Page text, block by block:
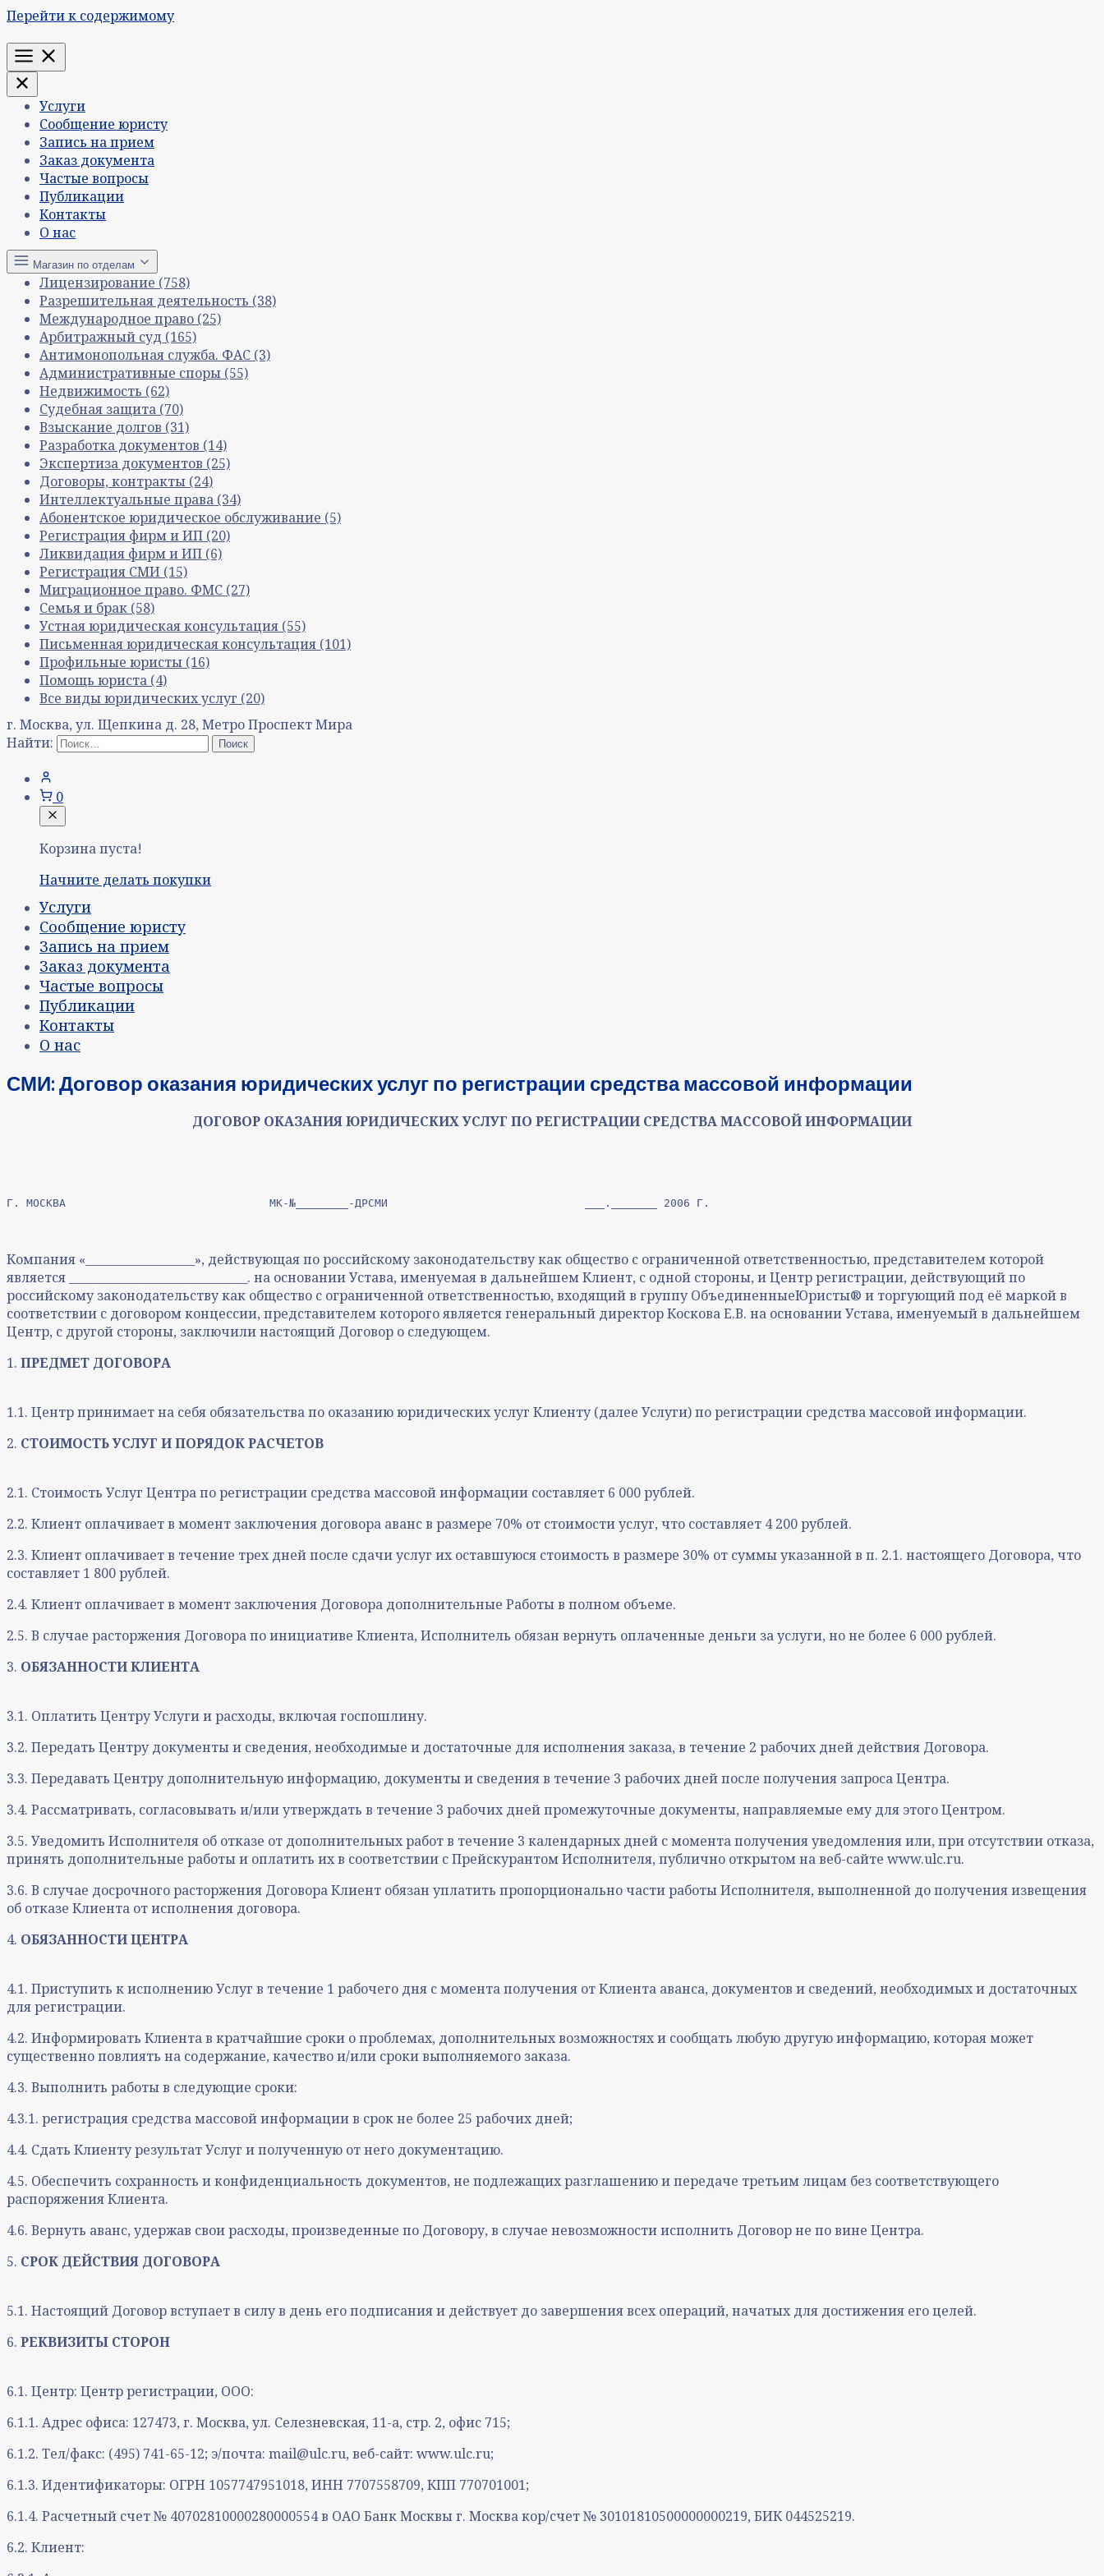
Перейти к содержимому
Меню
Услуги
Сообщение юристу
Запись на прием
Заказ документа
Частые вопросы
Публикации
Контакты
О нас
Магазин по отделам
Лицензирование (758)
Разрешительная деятельность (38)
Международное право (25)
Арбитражный суд (165)
Антимонопольная служба. ФАС (3)
Административные споры (55)
Недвижимость (62)
Судебная защита (70)
Взыскание долгов (31)
Разработка документов (14)
Экспертиза документов (25)
Договоры, контракты (24)
Интеллектуальные права (34)
Абонентское юридическое обслуживание (5)
Регистрация фирм и ИП (20)
Ликвидация фирм и ИП (6)
Регистрация СМИ (15)
Миграционное право. ФМС (27)
Семья и брак (58)
Устная юридическая консультация (55)
Письменная юридическая консультация (101)
Профильные юристы (16)
Помощь юриста (4)
Все виды юридических услуг (20)
г. Москва, ул. Щепкина д. 28, Метро Проспект Мира
Найти:
0
Корзина пуста!
Начните делать покупки
Услуги
Сообщение юристу
Запись на прием
Заказ документа
Частые вопросы
Публикации
Контакты
О нас
СМИ: Договор оказания юридических услуг по регистрации средства массовой информации
ДОГОВОР ОКАЗАНИЯ ЮРИДИЧЕСКИХ УСЛУГ ПО РЕГИСТРАЦИИ СРЕДСТВА МАССОВОЙ ИНФОРМАЦИИ
Г. МОСКВА	      			МК-№________-ДРСМИ				___._______ 2006 Г.
Компания «___________________», действующая по российскому законодательству как общество с ограниченной ответственностью, представителем которой
является _______________________________. на основании Устава, именуемая в дальнейшем Клиент, с одной стороны, и Центр регистрации, действующий по
российскому законодательству как общество с ограниченной ответственностью, входящий в группу ОбъединенныеЮристы® и торгующий под её маркой в
соответствии с договором концессии, представителем которого является генеральный директор Коскова Е.В. на основании Устава, именуемый в дальнейшем
Центр, с другой стороны, заключили настоящий Договор о следующем.
1. ПРЕДМЕТ ДОГОВОРА
1.1. Центр принимает на себя обязательства по оказанию юридических услуг Клиенту (далее Услуги) по регистрации средства массовой информации.
2. СТОИМОСТЬ УСЛУГ И ПОРЯДОК РАСЧЕТОВ
2.1. Стоимость Услуг Центра по регистрации средства массовой информации составляет 6 000 рублей.
2.2. Клиент оплачивает в момент заключения договора аванс в размере 70% от стоимости услуг, что составляет 4 200 рублей.
2.3. Клиент оплачивает в течение трех дней после сдачи услуг их оставшуюся стоимость в размере 30% от суммы указанной в п. 2.1. настоящего Договора, что
составляет 1 800 рублей.
2.4. Клиент оплачивает в момент заключения Договора дополнительные Работы в полном объеме.
2.5. В случае расторжения Договора по инициативе Клиента, Исполнитель обязан вернуть оплаченные деньги за услуги, но не более 6 000 рублей.
3. ОБЯЗАННОСТИ КЛИЕНТА
3.1. Оплатить Центру Услуги и расходы, включая госпошлину.
3.2. Передать Центру документы и сведения, необходимые и достаточные для исполнения заказа, в течение 2 рабочих дней действия Договора.
3.3. Передавать Центру дополнительную информацию, документы и сведения в течение 3 рабочих дней после получения запроса Центра.
3.4. Рассматривать, согласовывать и/или утверждать в течение 3 рабочих дней промежуточные документы, направляемые ему для этого Центром.
3.5. Уведомить Исполнителя об отказе от дополнительных работ в течение 3 календарных дней с момента получения уведомления или, при отсутствии отказа,
принять дополнительные работы и оплатить их в соответствии с Прейскурантом Исполнителя, публично открытом на веб-сайте www.ulc.ru.
3.6. В случае досрочного расторжения Договора Клиент обязан уплатить пропорционально части работы Исполнителя, выполненной до получения извещения
об отказе Клиента от исполнения договора.
4. ОБЯЗАННОСТИ ЦЕНТРА
4.1. Приступить к исполнению Услуг в течение 1 рабочего дня с момента получения от Клиента аванса, документов и сведений, необходимых и достаточных
для регистрации.
4.2. Информировать Клиента в кратчайшие сроки о проблемах, дополнительных возможностях и сообщать любую другую информацию, которая может
существенно повлиять на содержание, качество и/или сроки выполняемого заказа.
4.3. Выполнить работы в следующие сроки:
4.3.1. регистрация средства массовой информации в срок не более 25 рабочих дней;
4.4. Сдать Клиенту результат Услуг и полученную от него документацию.
4.5. Обеспечить сохранность и конфиденциальность документов, не подлежащих разглашению и передаче третьим лицам без соответствующего
распоряжения Клиента.
4.6. Вернуть аванс, удержав свои расходы, произведенные по Договору, в случае невозможности исполнить Договор не по вине Центра.
5. СРОК ДЕЙСТВИЯ ДОГОВОРА
5.1. Настоящий Договор вступает в силу в день его подписания и действует до завершения всех операций, начатых для достижения его целей.
6. РЕКВИЗИТЫ СТОРОН
6.1. Центр: Центр регистрации, ООО:
6.1.1. Адрес офиса: 127473, г. Москва, ул. Селезневская, 11-а, стр. 2, офис 715;
6.1.2. Тел/факс: (495) 741-65-12; э/почта: mail@ulc.ru, веб-сайт: www.ulc.ru;
6.1.3. Идентификаторы: ОГРН 1057747951018, ИНН 7707558709, КПП 770701001;
6.1.4. Расчетный счет № 40702810000280000554 в ОАО Банк Москвы г. Москва кор/счет № 30101810500000000219, БИК 044525219.
6.2. Клиент: